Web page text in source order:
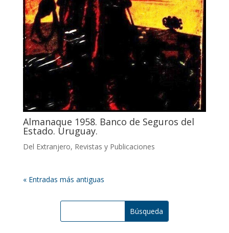
Almanaque 1958. Banco de Seguros del
Estado. Uruguay.
Del Extranjero, Revistas y Publicaciones
« Entradas más antiguas